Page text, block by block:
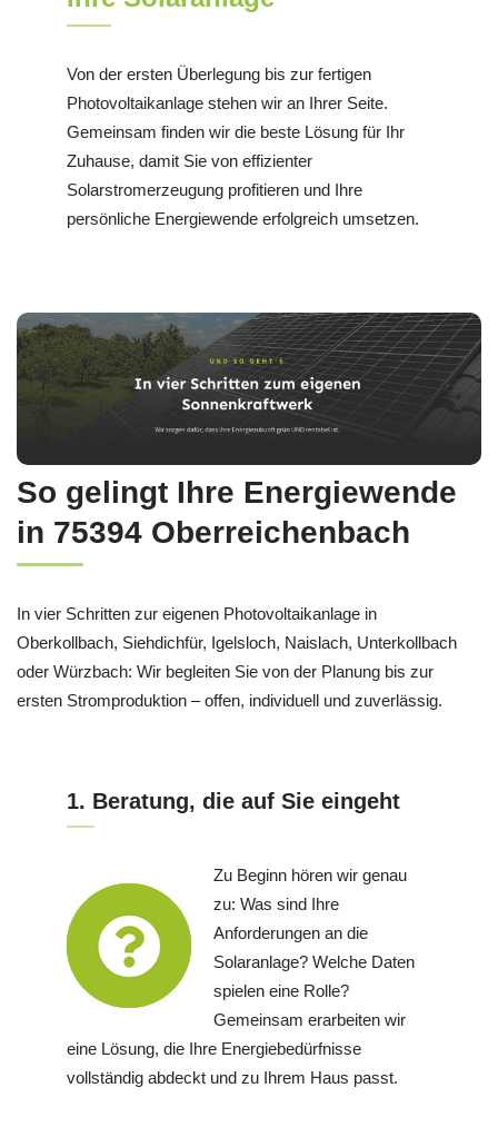
Von der ersten Überlegung bis zur fertigen
Photovoltaikanlage stehen wir an Ihrer Seite.
Gemeinsam finden wir die beste Lösung für Ihr
Zuhause, damit Sie von effizienter
Solarstromerzeugung profitieren und Ihre
persönliche Energiewende erfolgreich umsetzen.
So gelingt Ihre Energiewende
in 75394 Oberreichenbach
In vier Schritten zur eigenen Photovoltaikanlage in
Oberkollbach, Siehdichfür, Igelsloch, Naislach, Unterkollbach
oder Würzbach: Wir begleiten Sie von der Planung bis zur
ersten Stromproduktion – offen, individuell und zuverlässig.
1. Beratung, die auf Sie eingeht
Zu Beginn hören wir genau
zu: Was sind Ihre
Anforderungen an die
Solaranlage? Welche Daten
spielen eine Rolle?
Gemeinsam erarbeiten wir
eine Lösung, die Ihre Energiebedürfnisse
vollständig abdeckt und zu Ihrem Haus passt.